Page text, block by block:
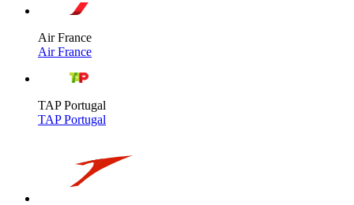
Air France
Air France
TAP Portugal
TAP Portugal